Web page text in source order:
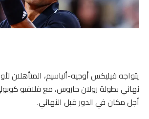
يتواجه فيليكس أوجيه-ألياسيم، المتأهلان
نهائي بطولة رولان جاروس، مع فلافيو
أجل مكان في الدور قبل النهائي.